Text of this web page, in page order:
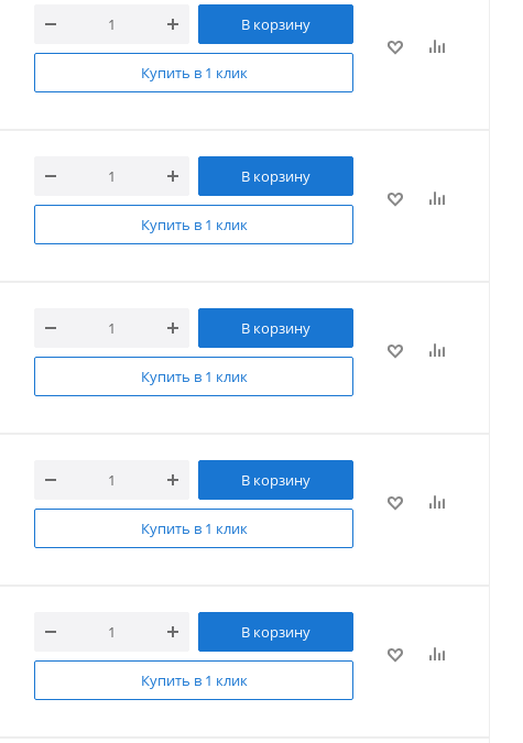
В корзину
Купить в 1 клик
В корзину
Купить в 1 клик
В корзину
Купить в 1 клик
В корзину
Купить в 1 клик
В корзину
Купить в 1 клик